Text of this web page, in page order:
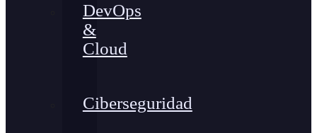
DevOps
&
Cloud
Ciberseguridad